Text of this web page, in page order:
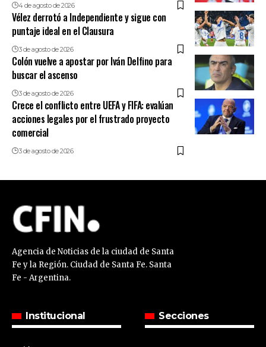
4 de agosto de 2026
Vélez derrotó a Independiente y sigue con
puntaje ideal en el Clausura
3 de agosto de 2026
Colón vuelve a apostar por Iván Delfino para
buscar el ascenso
3 de agosto de 2026
Crece el conflicto entre UEFA y FIFA: evalúan
acciones legales por el frustrado proyecto
comercial
3 de agosto de 2026
Agencia de Noticias de la ciudad de Santa
Fe y la Región. Ciudad de Santa Fe. Santa
Fe - Argentina.
Institucional Secciones